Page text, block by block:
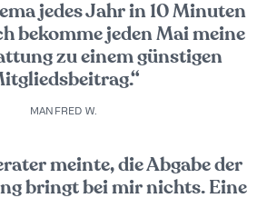
jedes Jahr in 10 Minuten
bekomme jeden Mai meine
zu einem günstigen
MANFRED W.
meinte, die Abgabe der
bringt bei mir nichts. Eine